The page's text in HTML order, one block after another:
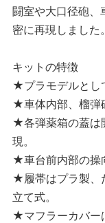
闘室や大口径砲、
密に再現しました。
キットの特徴
★プラモデルとし
★車体内部、榴弾
★各弾薬箱の蓋は
現。
★車台前内部の操
★履帯はプラ製、
立て式。
★マフラーカバー